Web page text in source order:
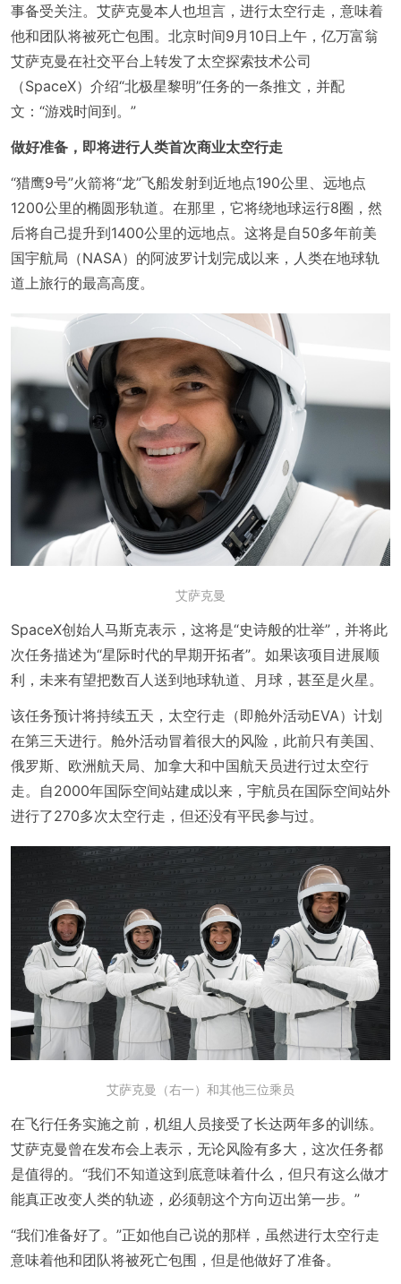
事备受关注。艾萨克曼本人也坦言，进行太空行走，意味着
他和团队将被死亡包围。北京时间9月10日上午，亿万富翁
艾萨克曼在社交平台上转发了太空探索技术公司
（SpaceX）介绍“北极星黎明”任务的一条推文，并配
文：“游戏时间到。”
做好准备，即将进行人类首次商业太空行走
“猎鹰9号”火箭将“龙”飞船发射到近地点190公里、远地点
1200公里的椭圆形轨道。在那里，它将绕地球运行8圈，然
后将自己提升到1400公里的远地点。这将是自50多年前美
国宇航局（NASA）的阿波罗计划完成以来，人类在地球轨
道上旅行的最高高度。
艾萨克曼
SpaceX创始人马斯克表示，这将是“史诗般的壮举”，并将此
次任务描述为“星际时代的早期开拓者”。如果该项目进展顺
利，未来有望把数百人送到地球轨道、月球，甚至是火星。
该任务预计将持续五天，太空行走（即舱外活动EVA）计划
在第三天进行。舱外活动冒着很大的风险，此前只有美国、
俄罗斯、欧洲航天局、加拿大和中国航天员进行过太空行
走。自2000年国际空间站建成以来，宇航员在国际空间站外
进行了270多次太空行走，但还没有平民参与过。
艾萨克曼（右一）和其他三位乘员
在飞行任务实施之前，机组人员接受了长达两年多的训练。
艾萨克曼曾在发布会上表示，无论风险有多大，这次任务都
是值得的。“我们不知道这到底意味着什么，但只有这么做才
能真正改变人类的轨迹，必须朝这个方向迈出第一步。”
“我们准备好了。”正如他自己说的那样，虽然进行太空行走
意味着他和团队将被死亡包围，但是他做好了准备。